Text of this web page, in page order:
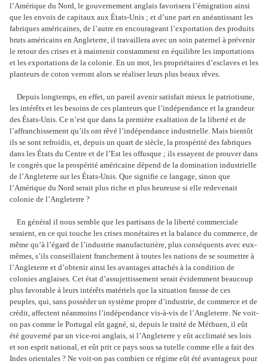
l’Amérique du Nord, le gouvernement anglais favorisera l’émigration ainsi
que les envois de capitaux aux États-Unis ; et d’une part en anéantissant les
fabriques américaines, de l’autre en encourageant l’exportation des produits
bruts américains en Angleterre, il travaillera avec un soin paternel à prévenir
le retour des crises et à maintenir constamment en équilibre les importations
et les exportations de la colonie. En un mot, les propriétaires d’esclaves et les
planteurs de coton verront alors se réaliser leurs plus beaux rêves.
Depuis longtemps, en effet, un pareil avenir satisfait mieux le patriotisme,
les intérêts et les besoins de ces planteurs que l’indépendance et la grandeur
des États-Unis. Ce n’est que dans la première exaltation de la liberté et de
l’affranchissement qu’ils ont rêvé l’indépendance industrielle. Mais bientôt
ils se sont refroidis, et, depuis un quart de siècle, la prospérité des fabriques
dans les États du Centre et de l’Est les offusque ; ils essayent de prouver dans
le congrès que la prospérité américaine dépend de la domination industrielle
de l’Angleterre sur les États-Unis. Que signifie ce langage, sinon que
l’Amérique du Nord serait plus riche et plus heureuse si elle redevenait
colonie de l’Angleterre ?
En général il nous semble que les partisans de la liberté commerciale
seraient, en ce qui touche les crises monétaires et la balance du commerce, de
même qu’à l’égard de l’industrie manufacturière, plus conséquents avec eux-
mêmes, s’ils conseillaient franchement à toutes les nations de se soumettre à
l’Angleterre et d’obtenir ainsi les avantages attachés à la condition de
colonies anglaises. Cet état d’assujettissement serait évidemment beaucoup
plus favorable à leurs intérêts matériels que la situation fausse de ces
peuples, qui, sans posséder un système propre d’industrie, de commerce et de
crédit, affectent néanmoins l’indépendance vis-à-vis de l’Angleterre. Ne voit-
on pas comme le Portugal eût gagné, si, depuis le traité de Méthuen, il eût
été gouverné par un vice-roi anglais, si l’Angleterre y eût acclimaté ses lois
et son esprit national, et eût prit ce pays sous sa tutelle comme elle a fait des
Indes orientales ? Ne voit-on pas combien ce régime eût été avantageux pour